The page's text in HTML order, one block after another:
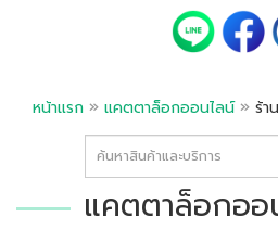
หน้าแรก » แคตตาล็อกออนไลน์» ร้า
แคตตาล็อกออ